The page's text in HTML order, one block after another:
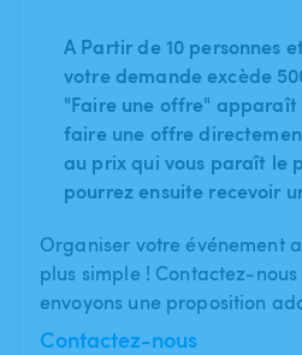
A Partir de 10 personnes
votre demande excède
"Faire une offre" apparaît
faire une offre
au prix qui vous paraît le
pourrez ensuite recevoir
Organiser votre événement
plus simple ! Contactez-nous
envoyons une proposition
Contactez-nous